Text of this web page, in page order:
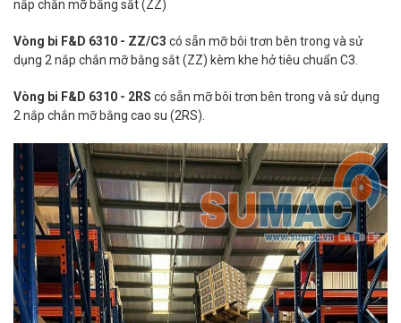
nắp chắn mỡ bằng sắt (ZZ)
Vòng bi F&D 6310 - ZZ/C3 có sẵn mỡ bôi trơn bên trong và sử
dụng 2 nắp chắn mỡ bằng sắt (ZZ) kèm khe hở tiêu chuẩn C3.
Vòng bi F&D 6310 - 2RS có sẵn mỡ bôi trơn bên trong và sử dụng
2 nắp chắn mỡ bằng cao su (2RS).